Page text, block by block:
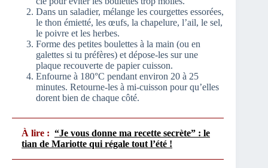
Dans un saladier, mélange les courgettes essorées,
le thon émietté, les œufs, la chapelure, l’ail, le sel,
le poivre et les herbes.
Forme des petites boulettes à la main (ou en
galettes si tu préfères) et dépose-les sur une
plaque recouverte de papier cuisson.
Enfourne à 180°C pendant environ 20 à 25
minutes. Retourne-les à mi-cuisson pour qu’elles
dorent bien de chaque côté.
À lire : “Je vous donne ma recette secrète” : le
tian de Mariotte qui régale tout l’été !